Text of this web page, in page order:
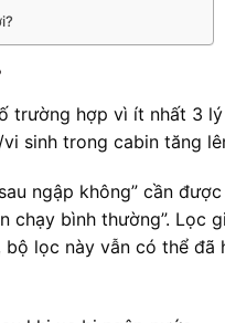
trường hợp vì ít nhất 3
sinh trong cabin tăng
ngập không” cần
chạy bình thường”. Lọc
lọc này vẫn có thể đã